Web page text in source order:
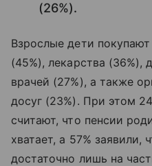
(26%).
Взрослые дети
(45%), лекарства (36%),
врачей (27%), а также
досуг (23%). При этом
считают, что пенсии
хватает, а 57% заявили,
достаточно лишь на